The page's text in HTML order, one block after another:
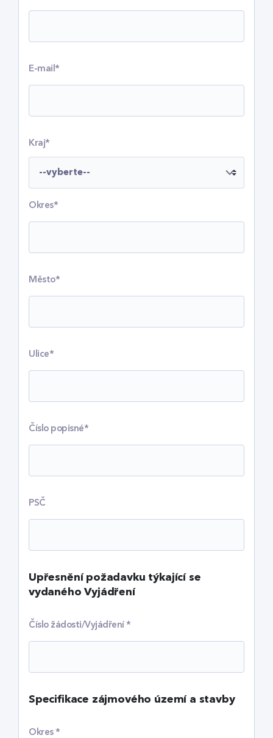
E-mail*
Kraj*
Okres*
Město*
Ulice*
Číslo popisné*
PSČ
Upřesnění požadavku týkající se
vydaného Vyjádření
Číslo žádosti/Vyjádření*
Specifikace zájmového území a stavby
Okres*